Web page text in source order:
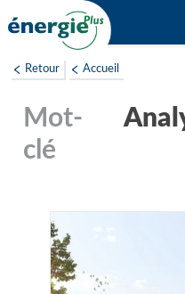
au
Retour Accueil
Analyse du cycle de